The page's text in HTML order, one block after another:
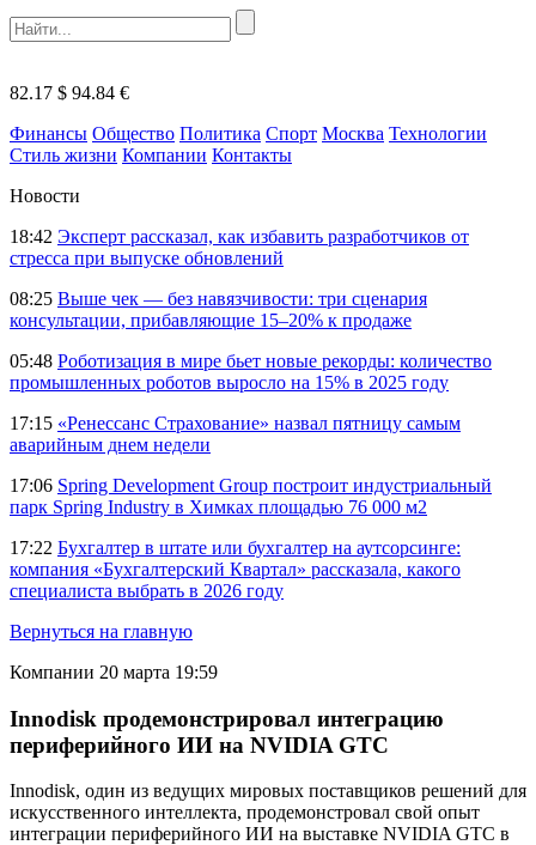
82.17 $ 94.84 €
Финансы Общество Политика Спорт Москва Технологии
Стиль жизни Компании Контакты
Новости
18:42 Эксперт рассказал, как избавить разработчиков от
стресса при выпуске обновлений
08:25 Выше чек — без навязчивости: три сценария
консультации, прибавляющие 15–20% к продаже
05:48 Роботизация в мире бьет новые рекорды: количество
промышленных роботов выросло на 15% в 2025 году
17:15 «Ренессанс Страхование» назвал пятницу самым
аварийным днем недели
17:06 Spring Development Group построит индустриальный
парк Spring Industry в Химках площадью 76 000 м2
17:22 Бухгалтер в штате или бухгалтер на аутсорсинге:
компания «Бухгалтерский Квартал» рассказала, какого
специалиста выбрать в 2026 году
Вернуться на главную
Компании 20 марта 19:59
Innodisk продемонстрировал интеграцию
периферийного ИИ на NVIDIA GTC
Innodisk, один из ведущих мировых поставщиков решений для
искусственного интеллекта, продемонстровал свой опыт
интеграции периферийного ИИ на выставке NVIDIA GTC в